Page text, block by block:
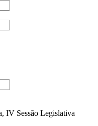
IV Sessão Legislativa